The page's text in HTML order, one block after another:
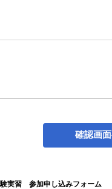
実習 参加申し込みフォーム